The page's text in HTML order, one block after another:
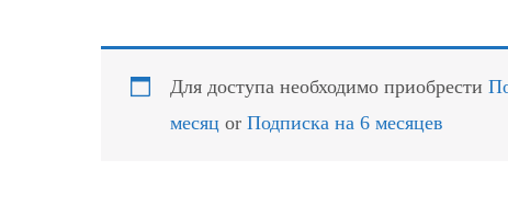
Для доступа необходимо приобрести
месяц or Подписка на 6 месяцев